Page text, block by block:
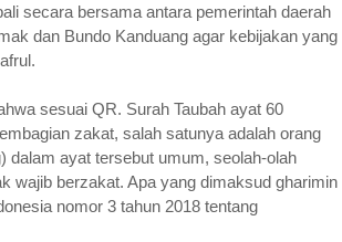
secara bersama antara pemerintah daerah
dan Bundo Kanduang agar kebijakan yang
sesuai QR. Surah Taubah ayat 60
zakat, salah satunya adalah orang
dalam ayat tersebut umum, seolah-olah
wajib berzakat. Apa yang dimaksud gharimin
nomor 3 tahun 2018 tentang